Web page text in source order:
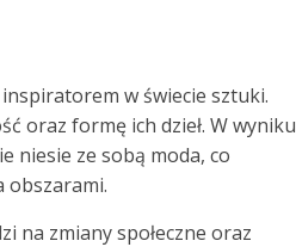
w świecie sztuki.
oraz formę ich dzieł. W wyniku
niesie ze sobą moda, co
obszarami.
na zmiany społeczne oraz